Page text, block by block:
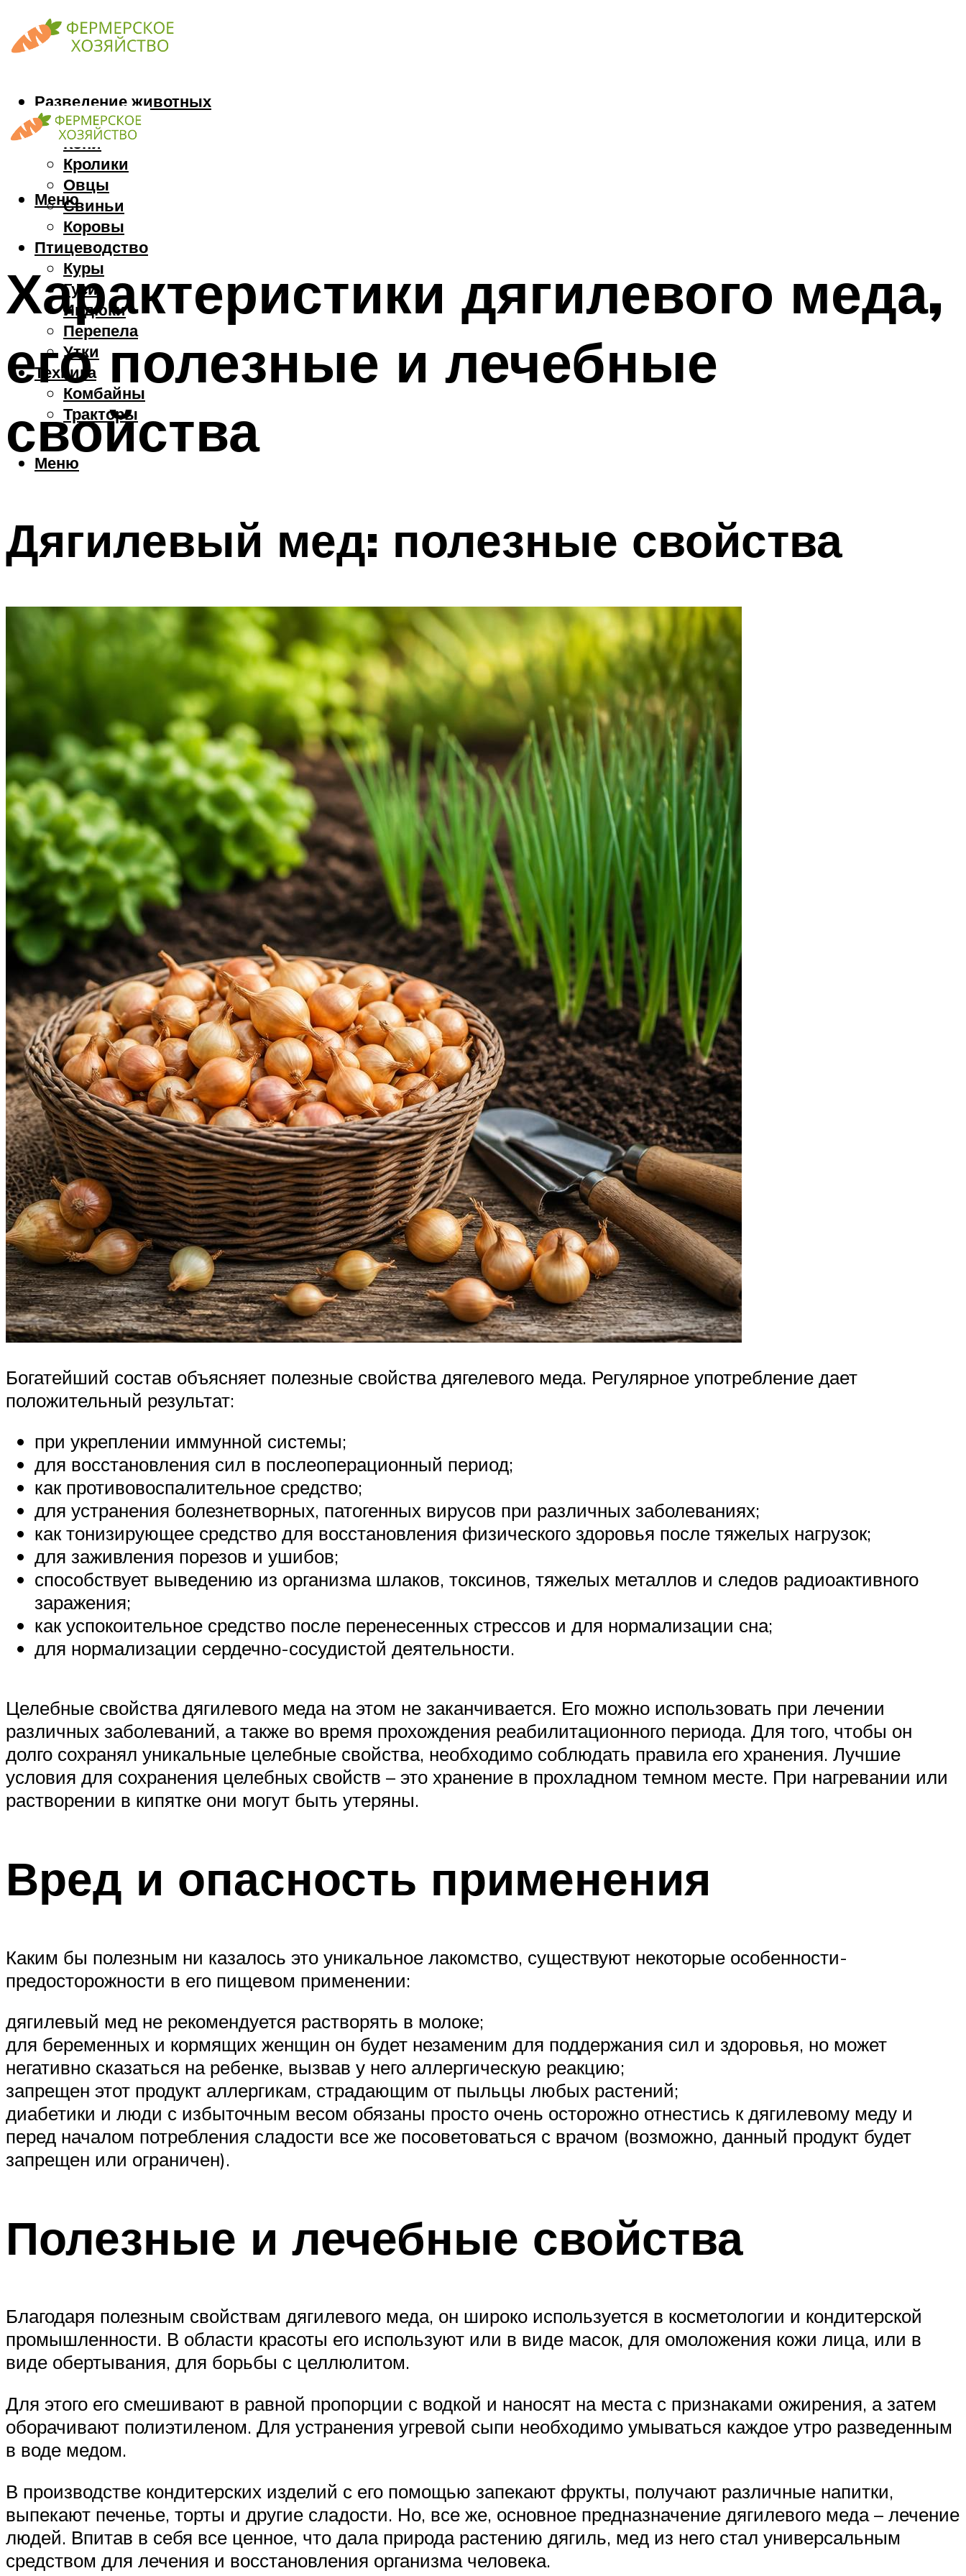
Разведение животных
Козы
Кони
Кролики
Овцы
Свиньи
Коровы
Птицеводство
Куры
Гуси
Индюки
Перепела
Утки
Техника
Комбайны
Тракторы
Меню
Меню
Характеристики дягилевого меда,
его полезные и лечебные
свойства
Дягилевый мед: полезные свойства
Богатейший состав объясняет полезные свойства дягелевого меда. Регулярное употребление дает
положительный результат:
при укреплении иммунной системы;
для восстановления сил в послеоперационный период;
как противовоспалительное средство;
для устранения болезнетворных, патогенных вирусов при различных заболеваниях;
как тонизирующее средство для восстановления физического здоровья после тяжелых нагрузок;
для заживления порезов и ушибов;
способствует выведению из организма шлаков, токсинов, тяжелых металлов и следов радиоактивного
заражения;
как успокоительное средство после перенесенных стрессов и для нормализации сна;
для нормализации сердечно-сосудистой деятельности.
Целебные свойства дягилевого меда на этом не заканчивается. Его можно использовать при лечении
различных заболеваний, а также во время прохождения реабилитационного периода. Для того, чтобы он
долго сохранял уникальные целебные свойства, необходимо соблюдать правила его хранения. Лучшие
условия для сохранения целебных свойств – это хранение в прохладном темном месте. При нагревании или
растворении в кипятке они могут быть утеряны.
Вред и опасность применения
Каким бы полезным ни казалось это уникальное лакомство, существуют некоторые особенности-
предосторожности в его пищевом применении:
дягилевый мед не рекомендуется растворять в молоке;
для беременных и кормящих женщин он будет незаменим для поддержания сил и здоровья, но может
негативно сказаться на ребенке, вызвав у него аллергическую реакцию;
запрещен этот продукт аллергикам, страдающим от пыльцы любых растений;
диабетики и люди с избыточным весом обязаны просто очень осторожно отнестись к дягилевому меду и
перед началом потребления сладости все же посоветоваться с врачом (возможно, данный продукт будет
запрещен или ограничен).
Полезные и лечебные свойства
Благодаря полезным свойствам дягилевого меда, он широко используется в косметологии и кондитерской
промышленности. В области красоты его используют или в виде масок, для омоложения кожи лица, или в
виде обертывания, для борьбы с целлюлитом.
Для этого его смешивают в равной пропорции с водкой и наносят на места с признаками ожирения, а затем
оборачивают полиэтиленом. Для устранения угревой сыпи необходимо умываться каждое утро разведенным
в воде медом.
В производстве кондитерских изделий с его помощью запекают фрукты, получают различные напитки,
выпекают печенье, торты и другие сладости. Но, все же, основное предназначение дягилевого меда – лечение
людей. Впитав в себя все ценное, что дала природа растению дягиль, мед из него стал универсальным
средством для лечения и восстановления организма человека.